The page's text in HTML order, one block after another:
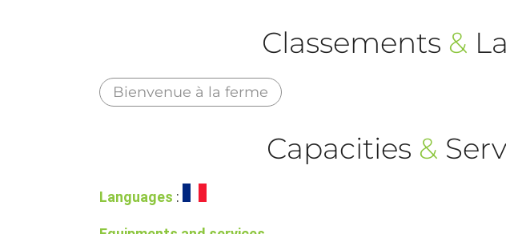
Classements &
Bienvenue à la ferme
Capacities &
Languages :